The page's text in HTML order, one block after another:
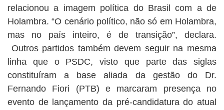
relacionou a imagem política do Brasil com a de
Holambra. “O cenário político, não só em Holambra,
mas no país inteiro, é de transição”, declara.
Outros partidos também devem seguir na mesma
linha que o PSDC, visto que parte das siglas
constituíram a base aliada da gestão do Dr.
Fernando Fiori (PTB) e marcaram presença no
evento de lançamento da pré-candidatura do atual